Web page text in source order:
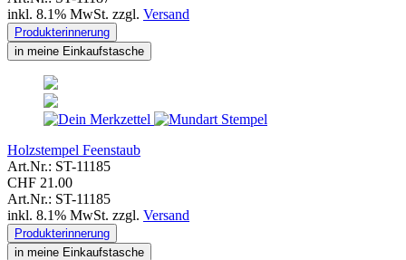
inkl. 8.1% MwSt. zzgl. Versand
Produkterinnerung
in meine Einkaufstasche
Holzstempel Feenstaub
Art.Nr.: ST-11185
CHF 21.00
Art.Nr.: ST-11185
inkl. 8.1% MwSt. zzgl. Versand
Produkterinnerung
in meine Einkaufstasche